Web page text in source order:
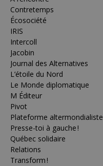
Contretemps
Écosociété
IRIS
Intercoll
Jacobin
Journal des Alternatives
L’étoile du Nord
Le Monde diplomatique
M Éditeur
Pivot
Plateforme altermondialiste
Presse-toi à gauche !
Québec solidaire
Relations
Transform !